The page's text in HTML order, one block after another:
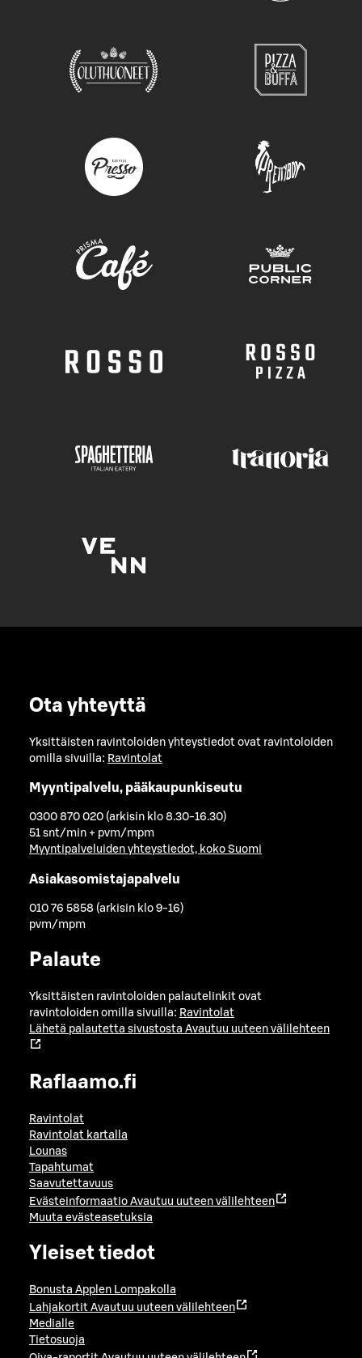
Ota yhteyttä
Yksittäisten ravintoloiden yhteystiedot ovat ravintoloiden
omilla sivuilla: Ravintolat
Myyntipalvelu, pääkaupunkiseutu
0300 870 020 (arkisin klo 8.30-16.30)
51 snt/min + pvm/mpm
Myyntipalveluiden yhteystiedot, koko Suomi
Asiakasomistajapalvelu
010 76 5858 (arkisin klo 9-16)
pvm/mpm
Palaute
Yksittäisten ravintoloiden palautelinkit ovat
ravintoloiden omilla sivuilla: Ravintolat
Lähetä palautetta sivustosta Avautuu uuteen välilehteen
Raflaamo.fi
Ravintolat
Ravintolat kartalla
Lounas
Tapahtumat
Saavutettavuus
Evästeinformaatio Avautuu uuteen välilehteen
Muuta evästeasetuksia
Yleiset tiedot
Bonusta Applen Lompakolla
Lahjakortit Avautuu uuteen välilehteen
Medialle
Tietosuoja